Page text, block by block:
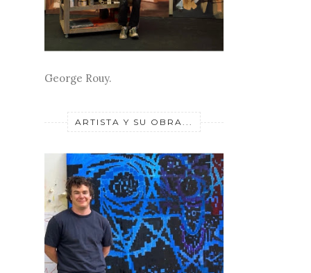
George Rouy.
ARTISTA Y SU OBRA...